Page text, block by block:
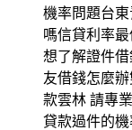
機率問題台
嗎信貸利率
想了解證件
友借錢怎麼
款雲林 請專
貸款過件的